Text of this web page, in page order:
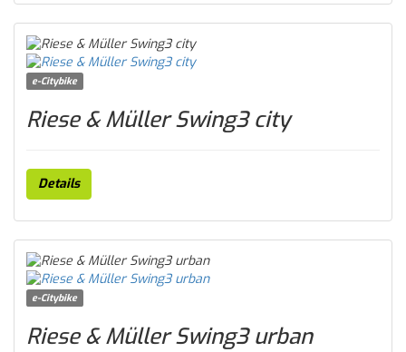
e-Citybike
Riese & Müller Swing3 city
Details
e-Citybike
Riese & Müller Swing3 urban